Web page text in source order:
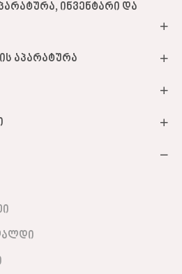
ინვენტარი და
აპარატურა